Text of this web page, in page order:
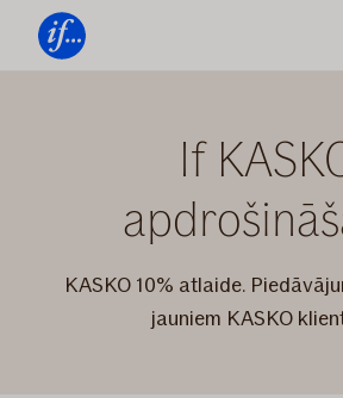
Vienmēr
If
KASKO 10% atlaide.
jauniem KASKO